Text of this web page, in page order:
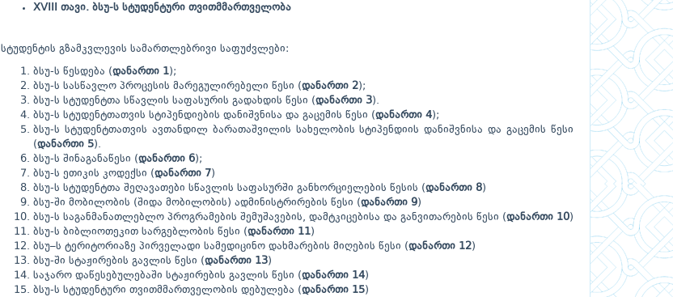
XVIII თავი. ბსუ-ს სტუდენტური თვითმმართველობა
სტუდენტის გზამკვლევის სამართლებრივი საფუძვლები:
ბსუ-ს წესდება (დანართი 1);
ბსუ-ს სასწავლო პროცესის მარეგულირებელი წესი (დანართი 2);
ბსუ-ს სტუდენტთა სწავლის საფასურის გადახდის წესი (დანართი 3).
ბსუ-ს სტუდენტთათვის სტიპენდიების დანიშვნისა და გაცემის წესი (დანართი 4);
ბსუ-ს სტუდენტთათვის ავთანდილ ბარათაშვილის სახელობის სტიპენდიის დანიშვნისა და გაცემის წესი
(დანართი 5).
ბსუ-ს შინაგანაწესი (დანართი 6);
ბსუ-ს ეთიკის კოდექსი (დანართი 7 )
ბსუ-ს სტუდენტთა შეღავათები სწავლის საფასურში განხორციელების წესის (დანართი 8)
ბსუ-ში მობილობის (შიდა მობილობის) ადმინისტრირების წესი (დანართი 9)
ბსუ-ს საგანმანათლებლო პროგრამების შემუშავების, დამტკიცებისა და განვითარების წესი (დანართი 10)
ბსუ-ს ბიბლიოთეკით სარგებლობის წესი (დანართი 11)
ბსუ–ს ტერიტორიაზე პირველადი სამედიცინო დახმარების მიღების წესი (დანართი 12)
ბსუ-ში სტაჟირების გავლის წესი (დანართი 13)
საჯარო დაწესებულებაში სტაჟირების გავლის წესი (დანართი 14)
ბსუ-ს სტუდენტური თვითმმართველობის დებულება (დანართი 15)